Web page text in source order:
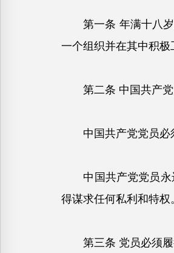
第一条 年满十八岁
一个组织并在其中积
第二条 中国共产党
中国共产党党员必须
中国共产党党员永远
得谋求任何私利和特权
第三条 党员必须履